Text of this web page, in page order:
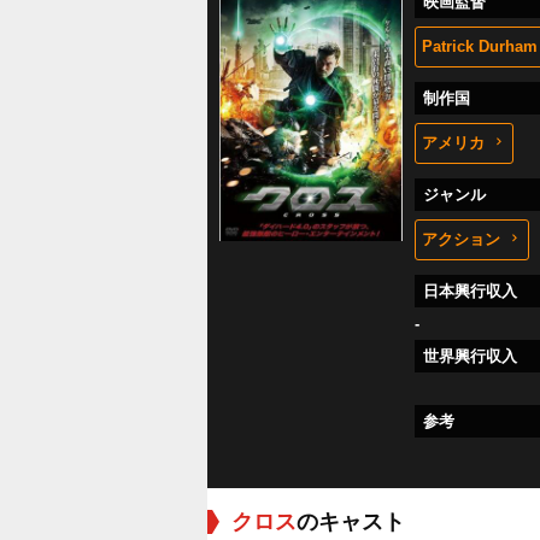
Patrick Durham
制作国
アメリカ
ジャンル
アクション
日本興行収入
-
世界興行収入
参考
クロスのキャスト